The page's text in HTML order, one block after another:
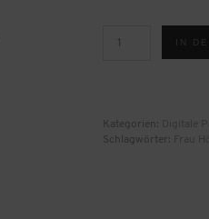
Vorlagen
IN
Kategorien:
Schlagwörter: